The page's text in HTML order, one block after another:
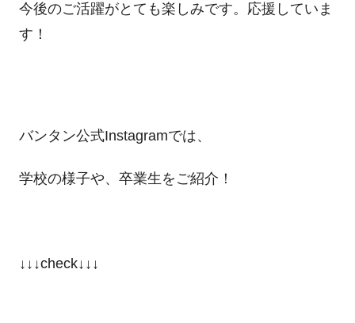
今後のご活躍がとても楽しみです。応援していま
す！
バンタン公式Instagramでは、
学校の様子や、卒業生をご紹介！
↓↓↓check↓↓↓